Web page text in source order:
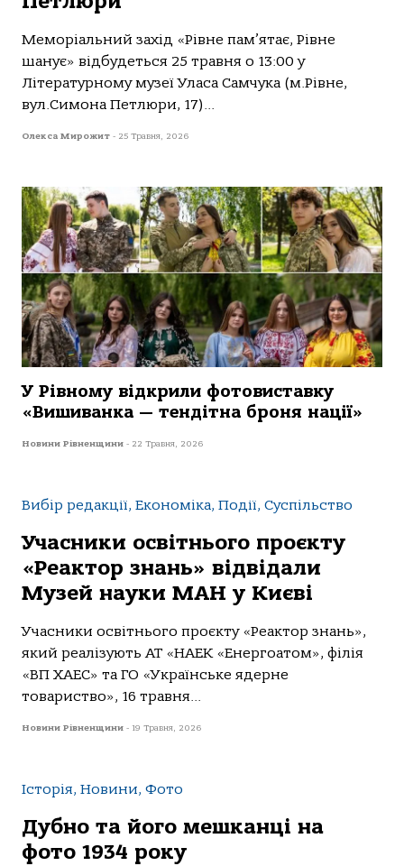
Меморіальний захід «Рівне пам’ятає, Рівне
шанує» відбудеться 25 травня о 13:00 у
Літературному музеї Уласа Самчука (м.Рівне,
вул.Симона Петлюри, 17)...
Олекса Мирожит - 25 Травня, 2026
У Рівному відкрили фотовиставку
«Вишиванка — тендітна броня нації»
Новини Рівненщини - 22 Травня, 2026
Вибір редакції, Економіка, Події, Суспільство
Учасники освітнього проєкту
«Реактор знань» відвідали
Музей науки МАН у Києві
Учасники освітнього проєкту «Реактор знань»,
який реалізують АТ «НАЕК «Енергоатом», філія
«ВП ХАЕС» та ГО «Українське ядерне
товариство», 16 травня...
Новини Рівненщини - 19 Травня, 2026
Історія, Новини, Фото
Дубно та його мешканці на
фото 1934 року